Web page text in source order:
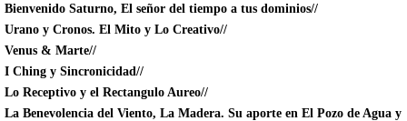
Bienvenido Saturno, El señor del tiempo a tus dominios//
Urano y Cronos. El Mito y Lo Creativo//
Venus & Marte//
I Ching y Sincronicidad//
Lo Receptivo y el Rectangulo Aureo//
La Benevolencia del Viento, La Madera. Su aporte en El Pozo de Agua y